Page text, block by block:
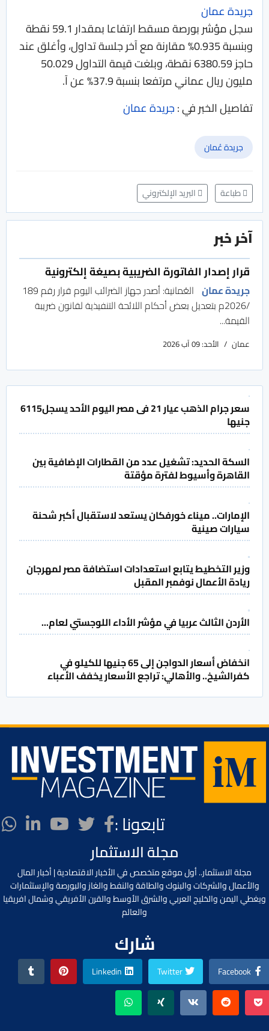
جريدة عمان
سجل مؤشر بورصة مسقط ارتفاعا بمقدار 59.1 نقطة
وبنسبة 0.935% مقارنة مع آخر جلسة تداول، وأغلق عند
حاجز 6380.59 نقطة، وبلغت قيمة التداول 50.029
مليون ريال عماني مرتفعا بنسبة 37.9% عن آ.
تفاصيل الخبر في :جريدة عمان
جريدة عُمان
طباعة البريد الإلكتروني
آخر خبر
قرار إصدار الفاتورة الضريبية بصيغة إلكترونية
جريدة عمان
العُمانية: أصدر جهاز الضرائب اليوم قرار رقم 189
/2026م بتعديل بعض أحكام اللائحة التنفيذية لقانون ضريبة
القيمة...
عمان الأحد: 09 آب 2026
سعر جرام الذهب عيار 21 فى مصر اليوم الأحد يسجل6115
جنيها
السكة الحديد: تشغيل عدد من القطارات الإضافية بين
القاهرة وأسيوط لفترة مؤقتة
الإمارات.. ميناء خورفكان يستعد لاستقبال أكبر شحنة
سيارات صينية
وزير التخطيط يتابع استعدادات استضافة مصر لمهرجان
ريادة الأعمال نوفمبر المقبل
الأردن الثالث عربيا في مؤشر الأداء اللوجستي لعام...
انخفاض أسعار الدواجن إلى 65 جنيها للكيلو في
كفرالشيخ.. والأهالي: تراجع الأسعار يخفف الأعباء
تابعونا :
مجلة الاستثمار
مجلة الاستثمار.. أول موقع متخصص في الأخبار الاقتصادية | أخبار المال
والأعمال والشركات والبنوك والطاقة والنفط والغاز والبورصة والإستثمارات
ويغطي اليمن والخليج العربي والشرق الأوسط والقرن الأفريقي وشمال افريقيا
والعالم
شارك
Facebook
Twitter
Linkedin